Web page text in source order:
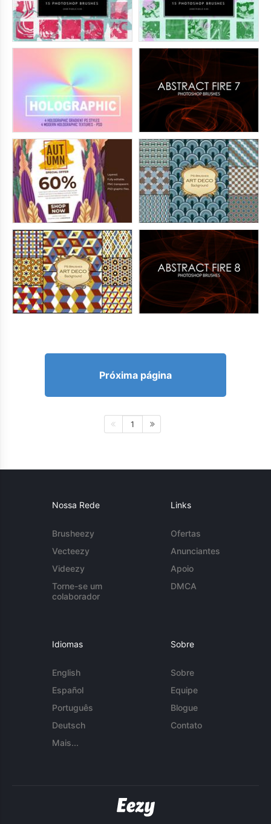
Próxima página
1
Nossa Rede
Brusheezy
Vecteezy
Videezy
Torne-se um
colaborador
Links
Ofertas
Anunciantes
Apoio
DMCA
Idiomas
English
Español
Português
Deutsch
Mais...
Sobre
Sobre
Equipe
Blogue
Contato